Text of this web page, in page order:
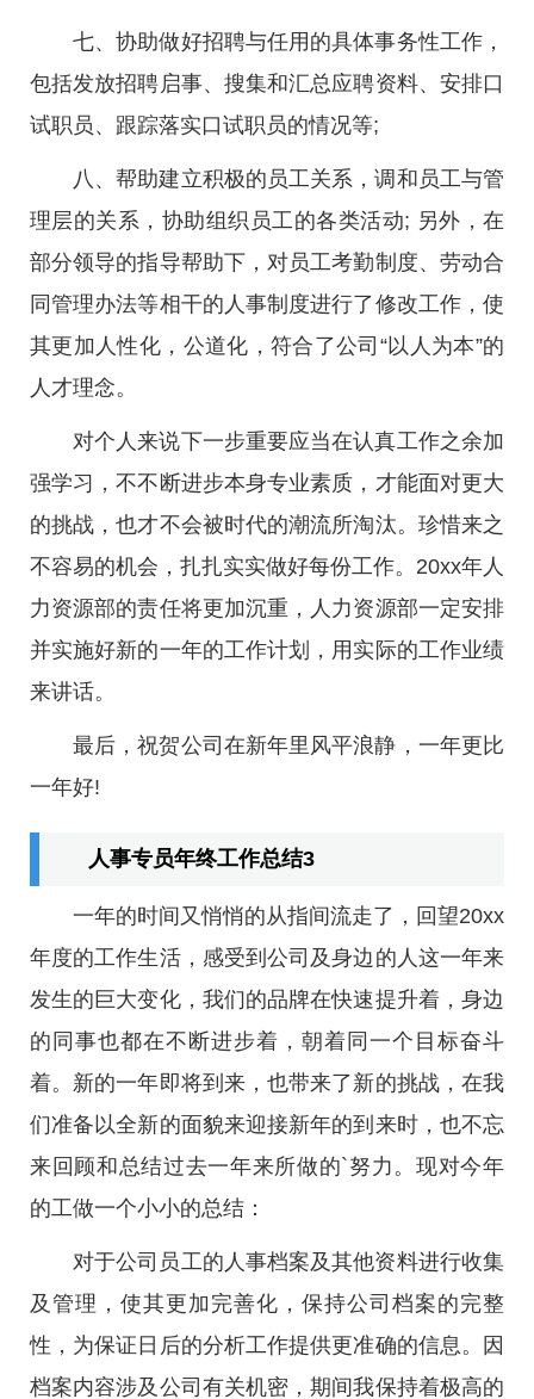
七、协助做好招聘与任用的具体事务性工作，
包括发放招聘启事、搜集和汇总应聘资料、安排口
试职员、跟踪落实口试职员的情况等;
八、帮助建立积极的员工关系，调和员工与管
理层的关系，协助组织员工的各类活动; 另外，在
部分领导的指导帮助下，对员工考勤制度、劳动合
同管理办法等相干的人事制度进行了修改工作，使
其更加人性化，公道化，符合了公司“以人为本”的
人才理念。
对个人来说下一步重要应当在认真工作之余加
强学习，不不断进步本身专业素质，才能面对更大
的挑战，也才不会被时代的潮流所淘汰。珍惜来之
不容易的机会，扎扎实实做好每份工作。20xx年人
力资源部的责任将更加沉重，人力资源部一定安排
并实施好新的一年的工作计划，用实际的工作业绩
来讲话。
最后，祝贺公司在新年里风平浪静，一年更比
一年好!
人事专员年终工作总结3
一年的时间又悄悄的从指间流走了，回望20xx
年度的工作生活，感受到公司及身边的人这一年来
发生的巨大变化，我们的品牌在快速提升着，身边
的同事也都在不断进步着，朝着同一个目标奋斗
着。新的一年即将到来，也带来了新的挑战，在我
们准备以全新的面貌来迎接新年的到来时，也不忘
来回顾和总结过去一年来所做的`努力。现对今年
的工做一个小小的总结：
对于公司员工的人事档案及其他资料进行收集
及管理，使其更加完善化，保持公司档案的完整
性，为保证日后的分析工作提供更准确的信息。因
档案内容涉及公司有关机密，期间我保持着极高的